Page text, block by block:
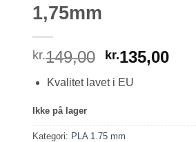
1,75mm
kr.149,00 Den
pris
kr.149,00.
kr.135,00Den
Kvalitet lavet i EU
Ikke på lager
Kategori: PLA 1.75 mm